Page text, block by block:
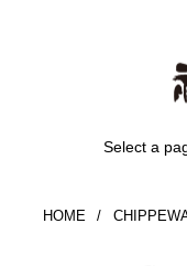
Select a
HOME /